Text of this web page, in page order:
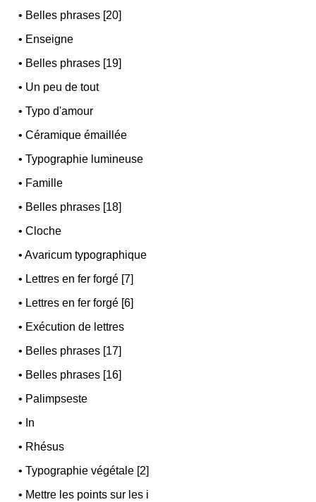
• Belles phrases [20]
• Enseigne
• Belles phrases [19]
• Un peu de tout
•Typo d'amour
•Céramique émaillée
•Typographie lumineuse
• Famille
• Belles phrases [18]
•Cloche
•Avaricum typographique
• Lettres en fer forgé [7]
• Lettres en fer forgé [6]
• Exécution de lettres
• Belles phrases [17]
• Belles phrases [16]
• Palimpseste
• In
• Rhésus
•Typographie végétale [2]
• Mettre les points sur les i